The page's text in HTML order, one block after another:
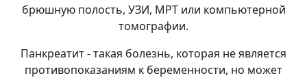
брюшную полость, УЗИ, МРТ или компьютерной
томографии.
Панкреатит - такая болезнь, которая не является
противопоказаниям к беременности, но может